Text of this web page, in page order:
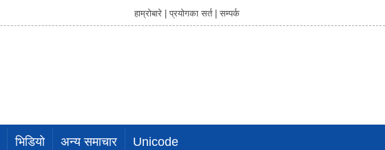
हाम्रोबारे | प्रयोगका सर्त | सम्पर्क
भिडियो अन्य समाचार Unicode